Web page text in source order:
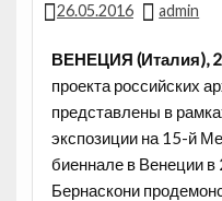
26.05.2016 admin
ВЕНЕЦИЯ (Италия),
проекта российских
представлены в
экспозиции на 15-й
биеннале в Венеции в
Бернаскони